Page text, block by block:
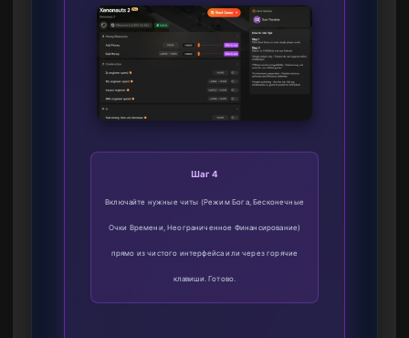
Шаг 4
Включайте нужные читы (Режим Бога, Бесконечные
Очки Времени, Неограниченное Финансирование)
прямо из чистого интерфейса или через горячие
клавиши. Готово.